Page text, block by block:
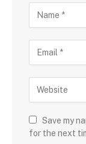
Save my
for the next